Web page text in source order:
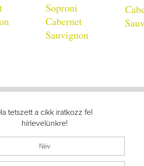
Soproni
Cabernet
Sauvignon
tetszett a cikk iratkozz fel
hírlevelünkre!